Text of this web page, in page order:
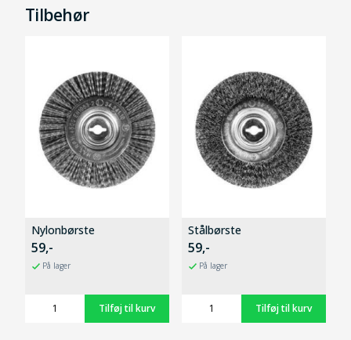
Tilbehør
Nylonbørste
59,-
På lager
Stålbørste
59,-
På lager